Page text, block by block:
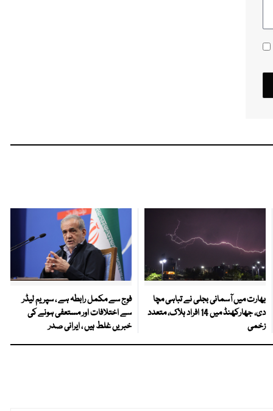
بھارت میں آسمانی بجلی نے تباہی مچا
دی، جھارکھنڈ میں 14 افراد ہلاک، متعدد
زخمی
فوج سے مکمل رابطہ ہے ، سپریم لیڈر
سے اختلافات اور مستعفی ہونے کی
خبریں غلط ہیں ، ایرانی صدر